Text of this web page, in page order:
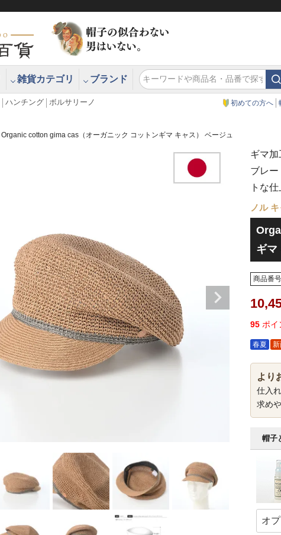
雑貨カテゴリ ブランド
ハンチング ボルサリーノ 初めての方へ
Organic cotton gima cas（オーガニック コットンギマ キャス） ベージュ
ギマ
ブレ
トな
ノル
ギマ
商品番号
95 ポイ
春夏 新
より
仕入
求め
帽子